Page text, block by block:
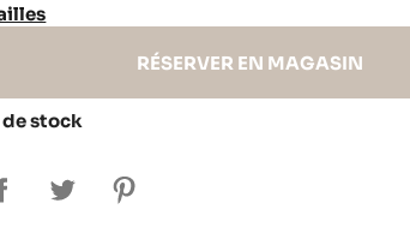
RÉSERVER EN MAGASIN
stock